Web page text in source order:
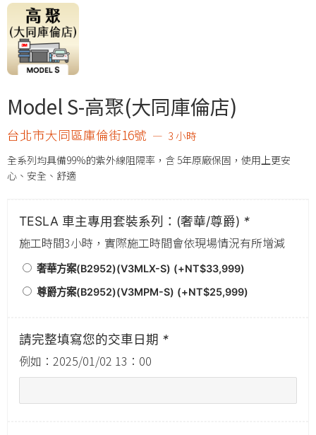
Model S-高聚(大同庫倫店)
台北市大同區庫倫街16號 3 小時
全系列均具備99%的紫外線阻隔率，含 5年原廠保固，使用上更安
心、安全、舒適
TESLA 車主專用套裝系列：(奢華/尊爵) *
施工時間3小時，實際施工時間會依現場情況有所增減
奢華方案(B2952)(V3MLX-S) (+NT$33,999)
尊爵方案(B2952)(V3MPM-S) (+NT$25,999)
請完整填寫您的交車日期 *
例如：2025/01/02 13：00